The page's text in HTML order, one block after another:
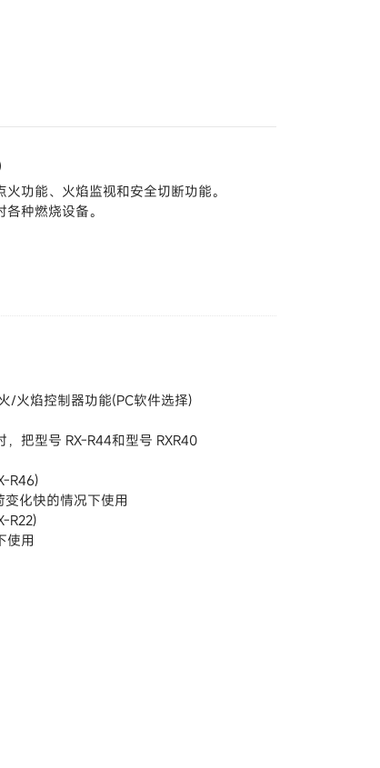
功能、火焰监视和安全切断功能。
种燃烧设备。
/火焰控制器功能(PC软件选择)
把型号 RX-R44和型号 RXR40
R46)
化快的情况下使用
R22)
使用